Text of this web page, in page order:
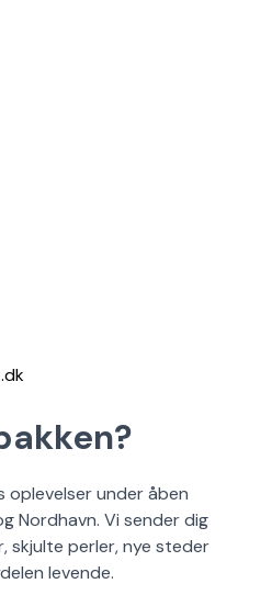
oplevelser under åben
Nordhavn. Vi sender dig
skjulte perler, nye steder
levende.